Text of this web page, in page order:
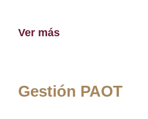
Ver más
Gestión PAOT